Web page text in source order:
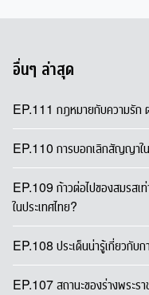
อื่นๆ ล่าสุด
EP.111 กฎหมายกับความรัก
EP.110 การบอกเลิกสัญญาใ
EP.109 ก้าวต่อไปของสมรสเ
ในประเทศไทย?
EP.108 ประเด็นน่ารู้เกี่ยวกับ
EP.107 สถานะของร่างพระ